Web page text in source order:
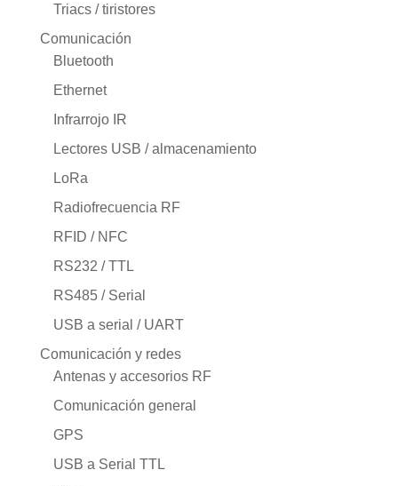
Triacs / tiristores
Comunicación
Bluetooth
Ethernet
Infrarrojo IR
Lectores USB / almacenamiento
LoRa
Radiofrecuencia RF
RFID / NFC
RS232 / TTL
RS485 / Serial
USB a serial / UART
Comunicación y redes
Antenas y accesorios RF
Comunicación general
GPS
USB a Serial TTL